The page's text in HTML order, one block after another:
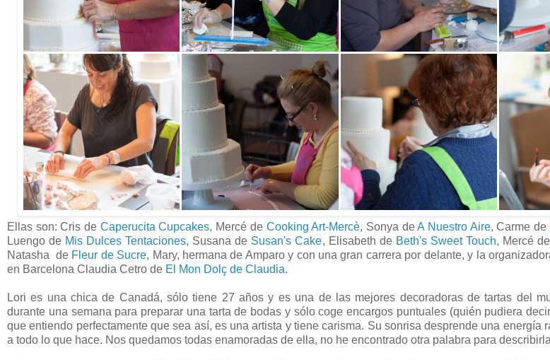
Ellas son: Cris de Caperucita Cupcakes, Mercé de Cooking Art-Mercè, Sonya deA Nuestro Aire, Carme de
Luengo de Mis Dulces Tentaciones, Susana de Susan's Cake, Elisabeth de Beth's Sweet Touch, Mercé de
Natasha de Fleur de Sucre, Mary, hermana de Amparo y con una gran carrera por delante, y la
en Barcelona Claudia Cetro de El Mon Dolç de Claudia.
Lori es una chica de Canadá, sólo tiene 27 años y es una de las mejores decoradoras de tartas del
durante una semana para preparar una tarta de bodas y sólo coge encargos puntuales (quién pudiera
que entiendo perfectamente que sea así, es una artista y tiene carisma. Su sonrisa desprende una energía
a todo lo que hace. Nos quedamos todas enamoradas de ella, no he encontrado otra palabra para